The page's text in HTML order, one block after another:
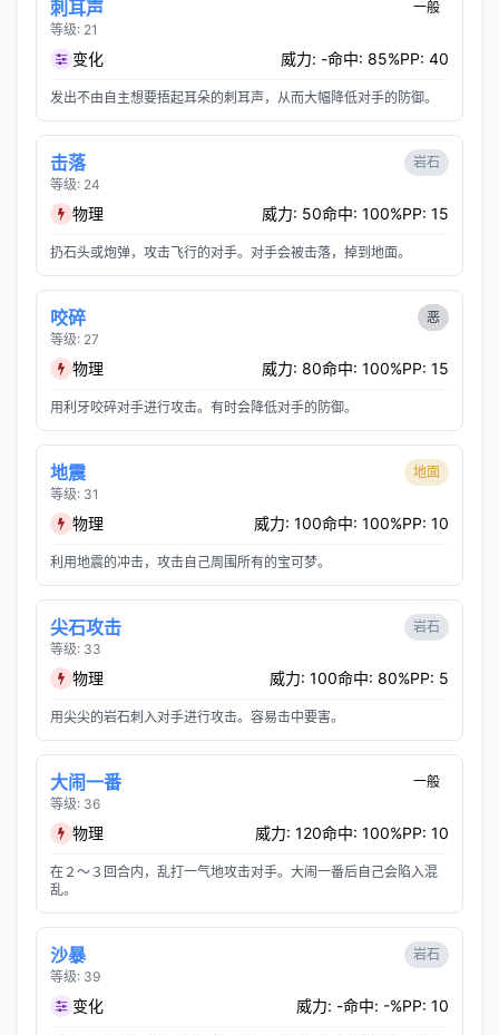
刺耳声
等级: 21
一般
变化 威力: -命中: 85%PP: 40
发出不由自主想要捂起耳朵的刺耳声，从而大幅降低对手的防御。
击落
等级: 24
岩石
物理 威力: 50命中: 100%PP: 15
扔石头或炮弹，攻击飞行的对手。对手会被击落，掉到地面。
咬碎
等级: 27
恶
物理 威力: 80命中: 100%PP: 15
用利牙咬碎对手进行攻击。有时会降低对手的防御。
地震
等级: 31
地面
物理 威力: 100命中: 100%PP: 10
利用地震的冲击，攻击自己周围所有的宝可梦。
尖石攻击
等级: 33
岩石
物理 威力: 100命中: 80%PP: 5
用尖尖的岩石刺入对手进行攻击。容易击中要害。
大闹一番
等级: 36
一般
物理 威力: 120命中: 100%PP: 10
在２～３回合内，乱打一气地攻击对手。大闹一番后自己会陷入混
乱。
沙暴
等级: 39
岩石
变化 威力: -命中: -%PP: 10